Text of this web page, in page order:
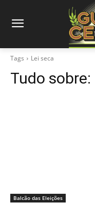
Tags Lei seca
Tudo sobre:
Balcão das Eleições